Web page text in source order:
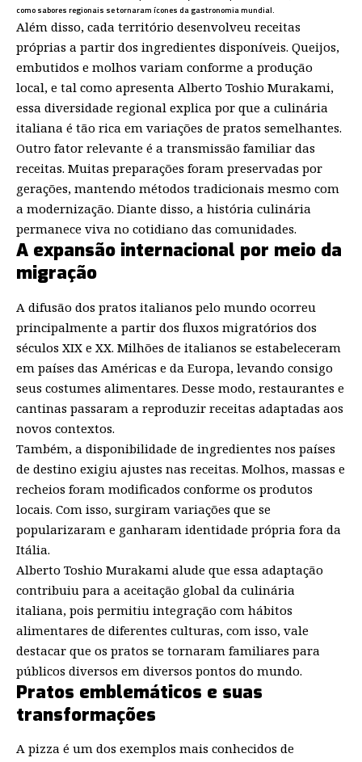
como sabores regionais se tornaram ícones da gastronomia mundial.
Além disso, cada território desenvolveu receitas
próprias a partir dos ingredientes disponíveis. Queijos,
embutidos e molhos variam conforme a produção
local, e tal como apresenta Alberto Toshio Murakami,
essa diversidade regional explica por que a culinária
italiana é tão rica em variações de pratos semelhantes.
Outro fator relevante é a transmissão familiar das
receitas. Muitas preparações foram preservadas por
gerações, mantendo métodos tradicionais mesmo com
a modernização. Diante disso, a história culinária
permanece viva no cotidiano das comunidades.
A expansão internacional por meio da
migração
A difusão dos pratos italianos pelo mundo ocorreu
principalmente a partir dos fluxos migratórios dos
séculos XIX e XX. Milhões de italianos se estabeleceram
em países das Américas e da Europa, levando consigo
seus costumes alimentares. Desse modo, restaurantes e
cantinas passaram a reproduzir receitas adaptadas aos
novos contextos.
Também, a disponibilidade de ingredientes nos países
de destino exigiu ajustes nas receitas. Molhos, massas e
recheios foram modificados conforme os produtos
locais. Com isso, surgiram variações que se
popularizaram e ganharam identidade própria fora da
Itália.
Alberto Toshio Murakami alude que essa adaptação
contribuiu para a aceitação global da culinária
italiana, pois permitiu integração com hábitos
alimentares de diferentes culturas, com isso, vale
destacar que os pratos se tornaram familiares para
públicos diversos em diversos pontos do mundo.
Pratos emblemáticos e suas
transformações
A pizza é um dos exemplos mais conhecidos de